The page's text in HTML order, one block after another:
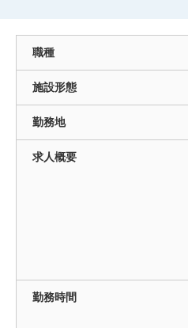
職種
施設形態
勤務地
求人概要
勤務時間